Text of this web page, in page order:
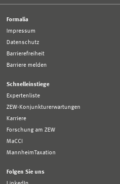
Formalia
Impressum
Datenschutz
Barrierefreiheit
Barriere melden
Schnelleinstiege
Expertenliste
ZEW-Konjunkturerwartungen
Karriere
Forschung am ZEW
MaCCI
MannheimTaxation
Folgen Sie uns